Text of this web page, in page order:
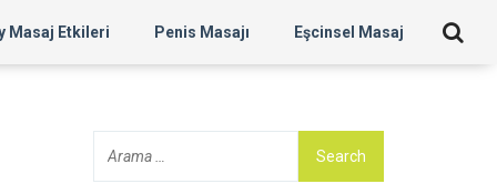
Masaj Etkileri Penis Masajı Eşcinsel Masaj